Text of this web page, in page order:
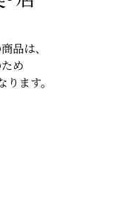
品は、
め
ます。